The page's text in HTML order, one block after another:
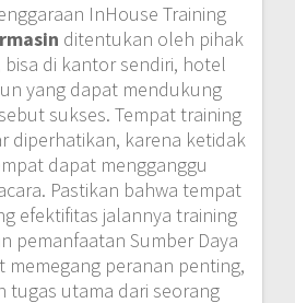
InHouse Training
ditentukan oleh pihak
bisa di kantor sendiri, hotel
yang dapat mendukung
sukses. Tempat training
diperhatikan, karena ketidak
dapat mengganggu
Pastikan bahwa tempat
efektifitas jalannya training
pemanfaatan Sumber Daya
memegang peranan penting,
tugas utama dari seorang